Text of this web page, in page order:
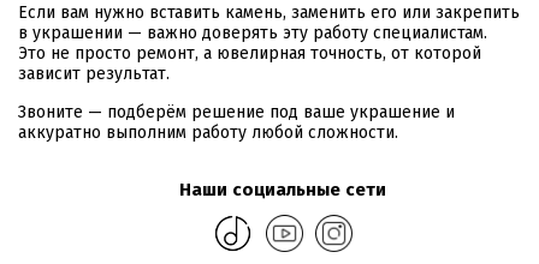
Если вам нужно вставить камень, заменить его или закрепить
в украшении — важно доверять эту работу специалистам.
Это не просто ремонт, а ювелирная точность, от которой
зависит результат.
Звоните — подберём решение под ваше украшение и
аккуратно выполним работу любой сложности.
Наши социальные сети